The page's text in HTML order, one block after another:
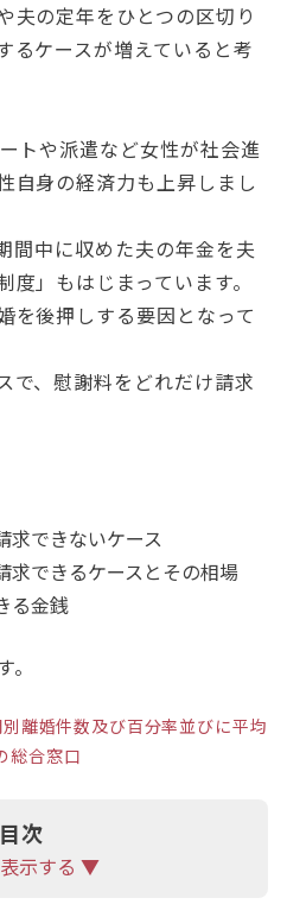
夫の定年をひとつの区切り
るケースが増えていると考
トや派遣など女性が社会進
自身の経済力も上昇しまし
間中に収めた夫の年金を夫
」もはじまっています。
を後押しする要因となって
で、慰謝料をどれだけ請求
求できないケース
求できるケースとその相場
る金銭
離婚件数及び百分率並びに平均
総合窓口
目次
示する ▼